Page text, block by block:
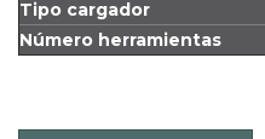
Tipo cargador
Número herramientas